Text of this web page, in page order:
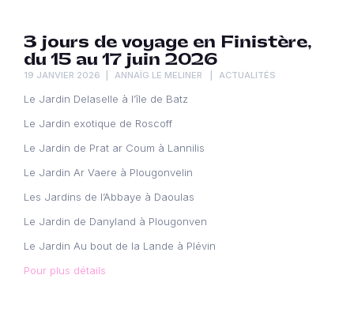
3 jours de voyage en Finistère,
du 15 au 17 juin 2026
19 JANVIER 2026 ANNAÏG LE MELINER ACTUALITÉS
Le Jardin Delaselle à l’île de Batz
Le Jardin exotique de Roscoff
Le Jardin de Prat ar Coum à Lannilis
Le Jardin Ar Vaere à Plougonvelin
Les Jardins de l’Abbaye à Daoulas
Le Jardin de Danyland à Plougonven
Le Jardin Au bout de la Lande à Plévin
Pour plus détails